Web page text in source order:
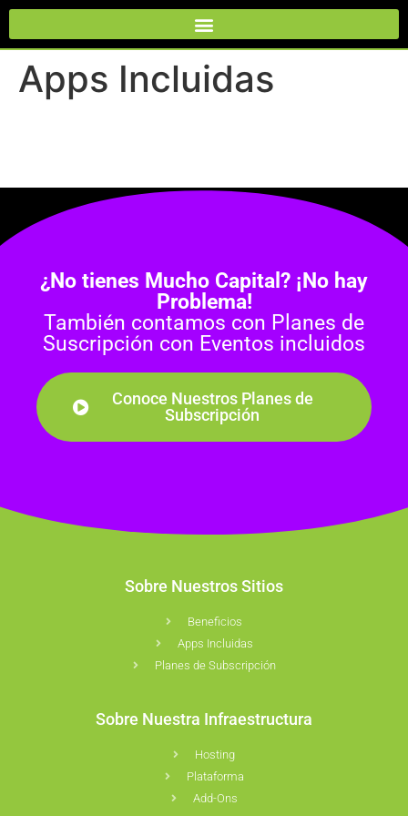
Apps Incluidas
¿No tienes Mucho Capital? ¡No hay
Problema!
También contamos con Planes de
Suscripción con Eventos incluidos
Conoce Nuestros Planes de
Subscripción
Sobre Nuestros Sitios
Beneficios
Apps Incluidas
Planes de Subscripción
Sobre Nuestra Infraestructura
Hosting
Plataforma
Add-Ons